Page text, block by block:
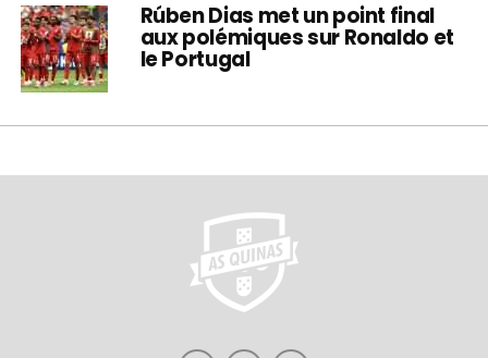
Rúben Dias met un point final
aux polémiques sur Ronaldo et
le Portugal